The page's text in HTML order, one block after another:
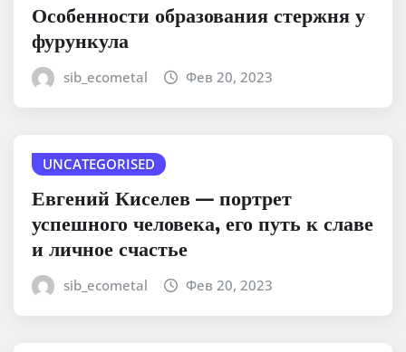
Особенности образования стержня у
фурункула
sib_ecometal Фев 20, 2023
UNCATEGORISED
Евгений Киселев — портрет
успешного человека, его путь к славе
и личное счастье
sib_ecometal Фев 20, 2023